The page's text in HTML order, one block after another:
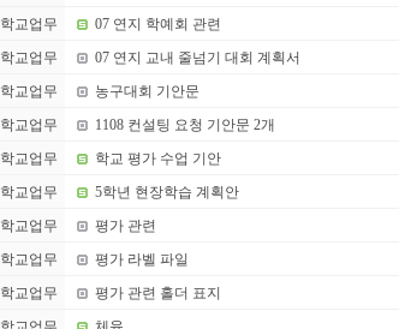
학교업무 07 연지 학예회 관련
학교업무 07 연지 교내 줄넘기 대회 계획서
학교업무 농구대회 기안문
학교업무 1108 컨설팅 요청 기안문 2개
학교업무 학교 평가 수업 기안
학교업무 5학년 현장학습 계획안
학교업무 평가 관련
학교업무 평가 라벨 파일
학교업무 평가 관련 홀더 표지